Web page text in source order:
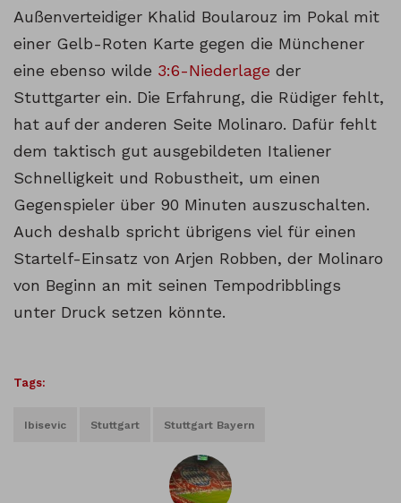
Außenverteidiger Khalid Boularouz im Pokal mit
einer Gelb-Roten Karte gegen die Münchener
eine ebenso wilde 3:6-Niederlage der
Stuttgarter ein. Die Erfahrung, die Rüdiger fehlt,
hat auf der anderen Seite Molinaro. Dafür fehlt
dem taktisch gut ausgebildeten Italiener
Schnelligkeit und Robustheit, um einen
Gegenspieler über 90 Minuten auszuschalten.
Auch deshalb spricht übrigens viel für einen
Startelf-Einsatz von Arjen Robben, der Molinaro
von Beginn an mit seinen Tempodribblings
unter Druck setzen könnte.
Tags:
Ibisevic Stuttgart Stuttgart Bayern